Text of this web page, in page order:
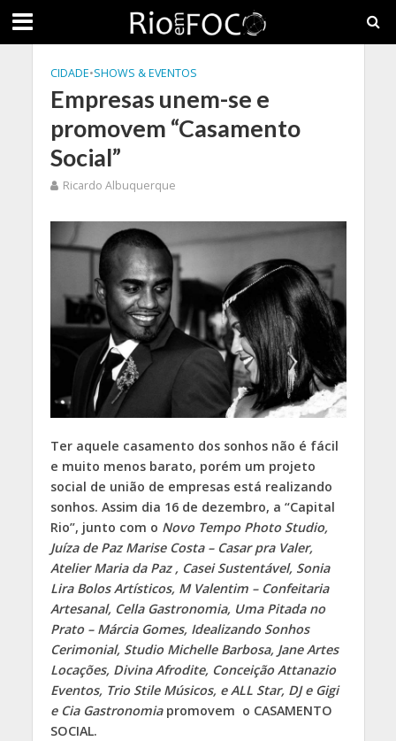
CIDADE•SHOWS & EVENTOS
Empresas unem-se e
promovem “Casamento
Social”
Ricardo Albuquerque
Ter aquele casamento dos sonhos não é fácil
e muito menos barato, porém um projeto
social de união de empresas está realizando
sonhos. Assim dia 16 de dezembro, a “Capital
Rio”, junto com o Novo Tempo Photo Studio,
Juíza de Paz Marise Costa – Casar pra Valer,
Atelier Maria da Paz , Casei Sustentável, Sonia
Lira Bolos Artísticos, M Valentim – Confeitaria
Artesanal, Cella Gastronomia, Uma Pitada no
Prato – Márcia Gomes, Idealizando Sonhos
Cerimonial, Studio Michelle Barbosa, Jane Artes
Locações, Divina Afrodite, Conceição Attanazio
Eventos, Trio Stile Músicos, e ALL Star, DJ e Gigi
e Cia Gastronomiapromovem o CASAMENTO
SOCIAL.